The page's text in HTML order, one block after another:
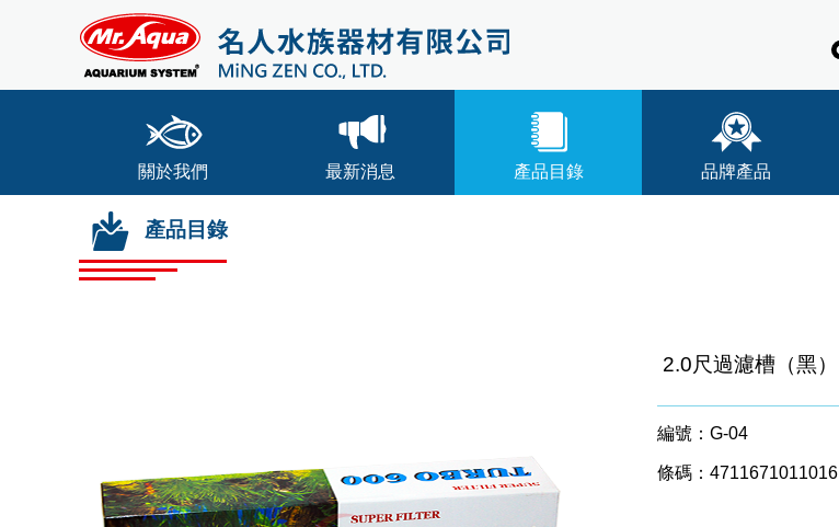
關於我們 最新消息 產品目錄 品牌產品
產品目錄
2.0尺過濾槽（黑）
編號：G-04
條碼：4711671011016